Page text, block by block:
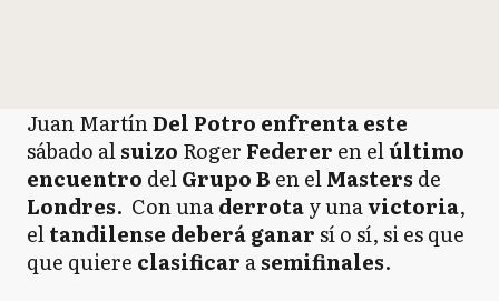
Juan MartínDel Potro enfrenta este
sábado alsuizo Roger Federer en elúltimo
encuentro delGrupo B en elMasters de
Londres. Con unaderrotay unavictoria,
eltandilense deberá ganarsí o sí, si es que
que quiere clasificar asemifinales.